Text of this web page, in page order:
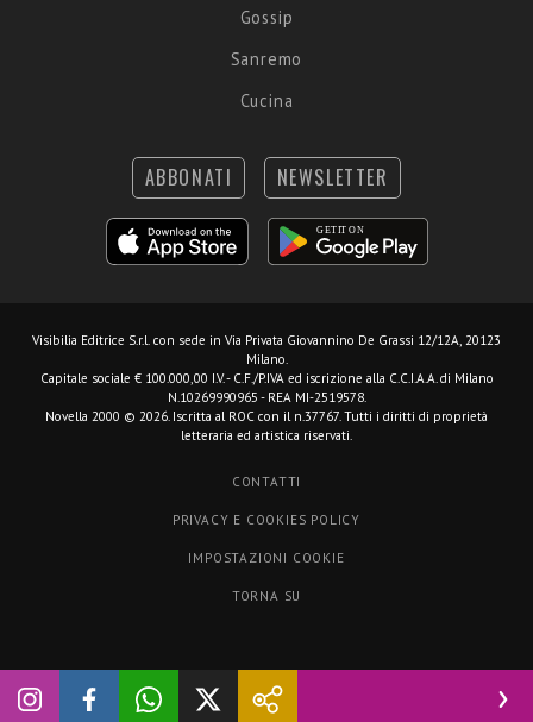
Gossip
Sanremo
Cucina
ABBONATI NEWSLETTER
Visibilia Editrice S.r.l. con sede in Via Privata Giovannino De Grassi 12/12A, 20123
Milano.
Capitale sociale € 100.000,00 I.V. - C.F./P.IVA ed iscrizione alla C.C.I.A.A. di Milano
N.10269990965 - REA MI-2519578.
Novella 2000 © 2026. Iscritta al ROC con il n.37767. Tutti i diritti di proprietà
letteraria ed artistica riservati.
CONTATTI
PRIVACY E COOKIES POLICY
IMPOSTAZIONI COOKIE
TORNA SU